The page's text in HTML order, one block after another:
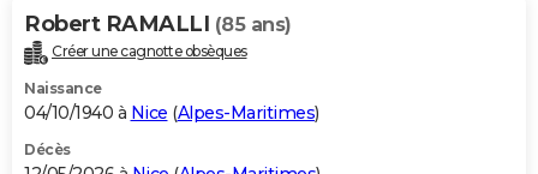
Alimentation
Guide de la santé
Maladies
Médicaments
Sommeil
VOYAGE
Destinations
City break
Voyage nature
Voyage de noces
Forum
Climat
+PHOTO
GUIDES D'ACHAT
Robert RAMALLI (85 ans)
Créer une cagnotte obsèques
Naissance
04/10/1940 à Nice (Alpes-Maritimes)
Décès